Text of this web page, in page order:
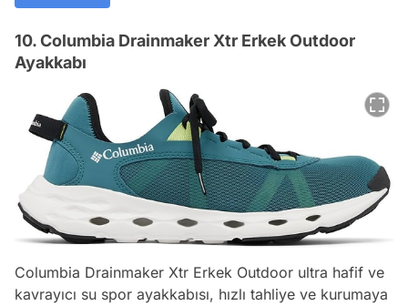
10. Columbia Drainmaker Xtr Erkek Outdoor
Ayakkabı
Columbia Drainmaker Xtr Erkek Outdoor ultra hafif ve
kavrayıcı su spor ayakkabısı, hızlı tahliye ve kurumaya